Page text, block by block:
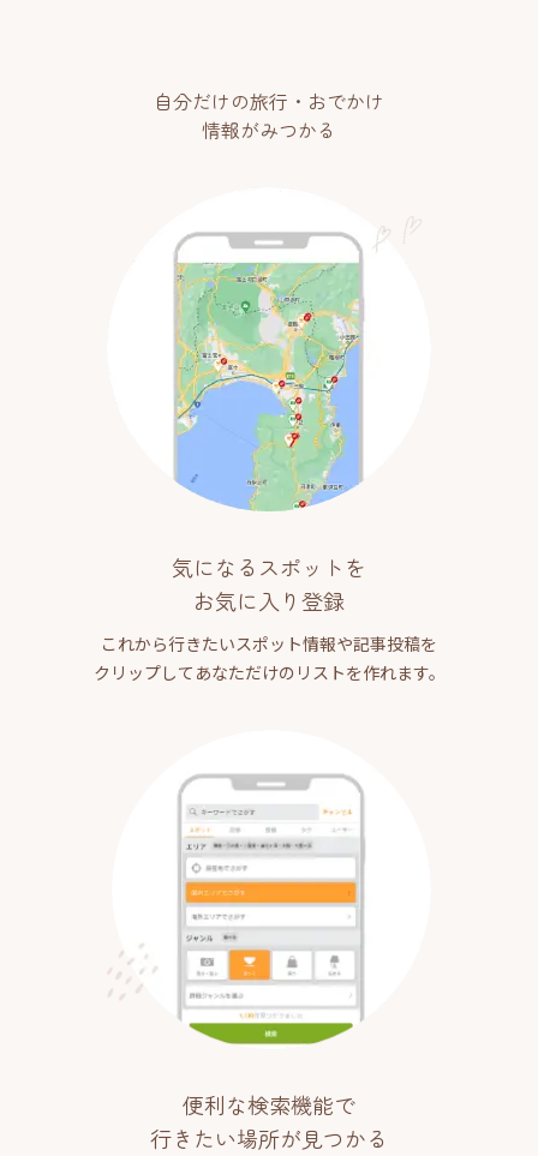
自分だけの旅行・おでかけ
情報がみつかる
気になるスポットを
お気に入り登録
これから行きたいスポット情報や記事投稿を
クリップしてあなただけのリストを作れます。
便利な検索機能で
行きたい場所が見つかる